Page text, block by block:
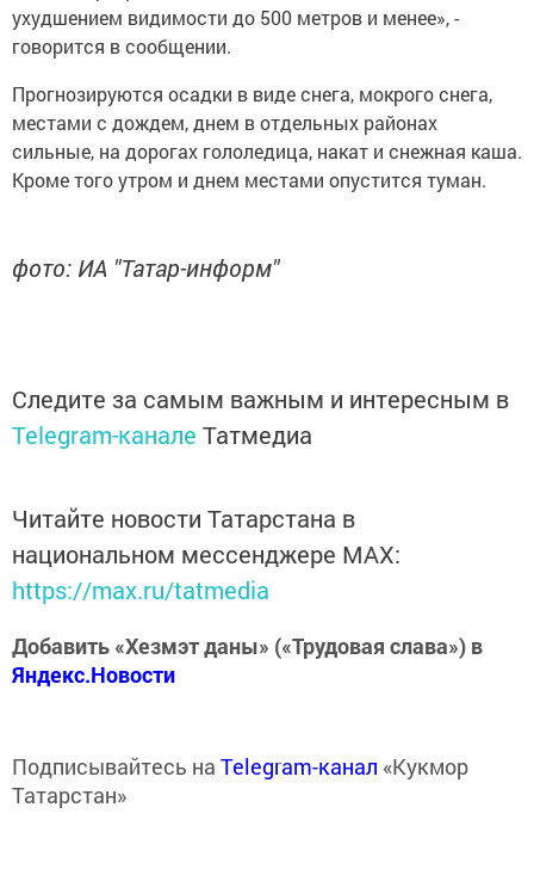
ухудшением видимости до 500 метров и менее», -
говорится в сообщении.
Прогнозируются осадки в виде снега, мокрого снега,
местами с дождем, днем в отдельных районах
сильные, на дорогах гололедица, накат и снежная каша.
Кроме того утром и днем местами опустится туман.
фото: ИА "Татар-информ"
Следите за самым важным и интересным в
Telegram-канале Татмедиа
Читайте новости Татарстана в
национальном мессенджере MАХ:
https://max.ru/tatmedia
Добавить «Хезмэт даны» («Трудовая слава») в
Яндекс.Новости
Подписывайтесь на Telegram-канал «Кукмор
Татарстан»